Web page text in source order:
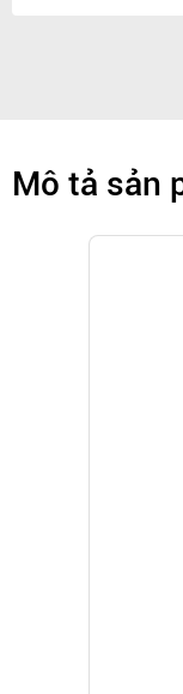
Mô tả sản